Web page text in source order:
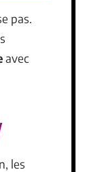
pas.
avec
les